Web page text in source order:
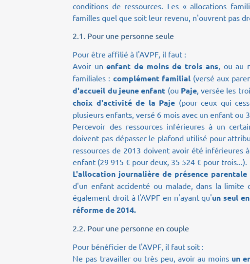
conditions de ressources. Les « allocations
familles quel que soit leur revenu, n'ouvrent pas
2.1. Pour une personne seule
Pour être affilié à l'AVPF, il faut :
Avoir unenfant de moins de trois ans , ou au
familiales : complément familial (versé aux
d'accueil du jeune enfant (ou Paje, versée les
choix d'activité de la Paje (pour ceux qui
plusieurs enfants, versé 6 mois avec un enfant ou
Percevoir des ressources inférieures à un
doivent pas dépasser le plafond utilisé pour
ressources de 2013 doivent avoir été inférieures
enfant (29 915 € pour deux, 35 524 € pour trois...).
L'allocation journalière de présence parentale
d'un enfant accidenté ou malade, dans la limite
également droit à l'AVPF en n'ayant qu'un seul
réforme de 2014.
2.2. Pour une personne en couple
Pour bénéficier de l'AVPF, il faut soit :
Ne pas travailler ou très peu, avoir au moins un